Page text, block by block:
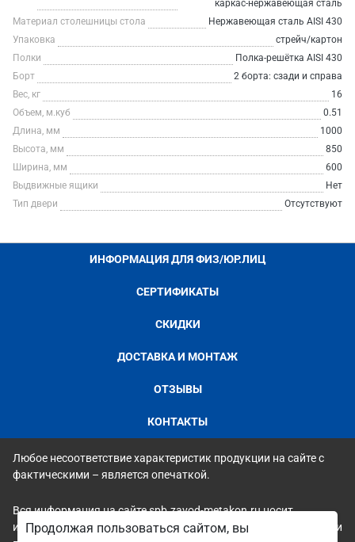
каркас-нержавеющая сталь
Материал столешницы стола
Нержавеющая сталь AISI 430
Упаковка
стрейч/картон
Полки
Полка-решётка AISI 430
Борт
2 борта: сзади и справа
Вес, кг
16
Объем, м.куб
0.51
Длина, мм
1000
Высота, мм
850
Ширина, мм
600
Выдвижные ящики
Нет
Тип двери
Отсутствуют
ИНФОРМАЦИЯ ДЛЯ ФИЗ/ЮР.ЛИЦ
СЕРТИФИКАТЫ
СКИДКИ
ДОСТАВКА И МОНТАЖ
ОТЗЫВЫ
КОНТАКТЫ
Любое несоответствие характеристик продукции на сайте с
фактическими – является опечаткой.
Вся информация на сайте spb.zavod-metakon.ru носит
исключительно ознакомительный и справочный характер и ни
Продолжая пользоваться сайтом, вы